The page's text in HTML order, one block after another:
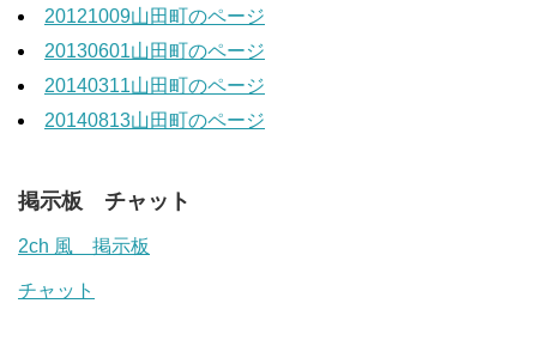
20121009山田町のページ
20130601山田町のページ
20140311山田町のページ
20140813山田町のページ
掲示板 チャット
2ch 風 掲示板
チャット